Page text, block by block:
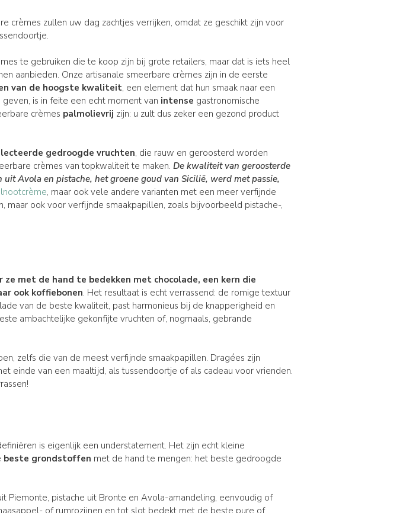
crèmes zullen uw dag zachtjes verrijken, omdat ze geschikt zijn voor
te gebruiken die te koop zijn bij grote retailers, maar dat is iets heel
aanbieden. Onze artisanale smeerbare crèmes zijn in de eerste
van de hoogste kwaliteit, een element dat hun smaak naar een
is in feite een echt moment van intense gastronomische
crèmes palmolievrij zijn: u zult dus zeker een gezond product
gedroogde vruchten, die rauw en geroosterd worden
crèmes van topkwaliteit te maken.De kwaliteit vangeroosterde
uit Avola enpistache, het groene goud van Sicilië, werd met passie,
, maar ook vele andere varianten met een meer verfijnde
ook voor verfijnde smaakpapillen, zoals bijvoorbeeld pistache-,
ze met de hand te bedekken met chocolade, een kern die
ook koffiebonen. Het resultaat is echt verrassend: de romige textuur
van de beste kwaliteit, past harmonieus bij de knapperigheid en
ambachtelijke gekonfijte vruchten of, nogmaals, gebrande
zelfs die van de meest verfijnde smaakpapillen. Dragées zijn
einde van een maaltijd, als tussendoortje of als cadeau voor vrienden.
is eigenlijk een understatement. Het zijn echt kleine
beste grondstoffen met de hand te mengen: het beste gedroogde
Piemonte, pistache uit Bronte en Avola-amandeling, eenvoudig of
of rumrozijnen en tot slot bedekt met de beste pure of